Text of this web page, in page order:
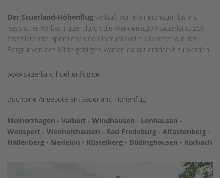
Der Sauerland-Höhenflug verläuft von Meinerzhagen bis ins
hessische Korbach quer durch die Wanderregion Sauerland. 250
faszinierende, sportliche und eindrucksvolle Kilometer auf den
Bergrücken des Mittelgebirges warten darauf entdeckt zu werden.
www.sauerland-hoehenflug.de
Buchbare Angebote am Sauerland-Höhenflug
Meinerzhagen - Valbert - Windhausen - Lenhausen -
Weuspert - Wenholthausen - Bad Fredeburg - Altastenberg -
Hallenberg - Medelon - Küstelberg - Düdinghausen - Korbach